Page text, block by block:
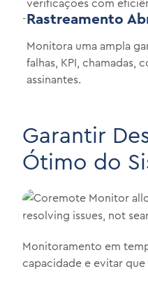
verificações com
-Rastreamento
Monitora uma ampla
falhas, KPI, chamadas,
assinantes.
Garantir
Ótimo do
Monitoramento em
capacidade e evitar